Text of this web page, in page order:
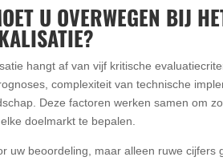
U OVERWEGEN BIJ
hangt af van vijf kritische
complexiteit van technische
Deze factoren werken samen om
doelmarkt te bepalen.
uw beoordeling, maar alleen ruwe cijfers